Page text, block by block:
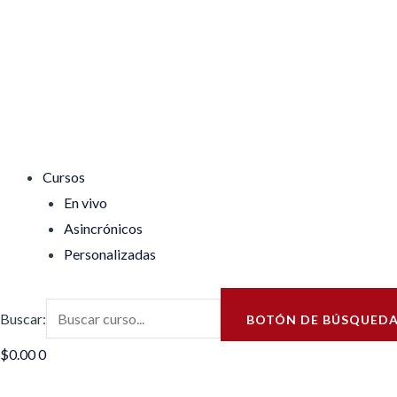
Cursos
En vivo
Asincrónicos
Personalizadas
Buscar: BOTÓN DE
$0.000